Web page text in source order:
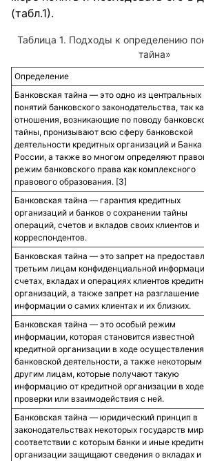
(табл.1).
Таблица 1. Подходы к определению
тайна»
Определение
Банковская тайна — это одно из центральных
понятий банковского законодательства, так
отношения, возникающие по поводу
тайны, пронизывают всю сферу банковской
деятельности кредитных организаций и Банка
России, а также во многом определяют
режим банковского права как комплексного
правового образования. [3]
Банковская тайна — гарантия кредитных
организаций и банков о сохранении тайны
операций, счетов и вкладов своих клиентов и
корреспондентов.
Банковская тайна — это запрет на
третьим лицам конфиденциальной
счетах, вкладах и операциях клиентов
организаций, а также запрет на разглашение
информации о самих клиентах и их близких.
Банковская тайна — это особый режим
информации, которая становится известной
кредитной организации в ходе осуществления
банковской деятельности, а также некоторым
другим лицам, которые получают такую
информацию от кредитной организации в
проверки или взаимодействия с ней.
Банковская тайна — юридический принцип в
законодательствах некоторых государств
соответствии с которым банки и иные
организации защищают сведения о вкладах и